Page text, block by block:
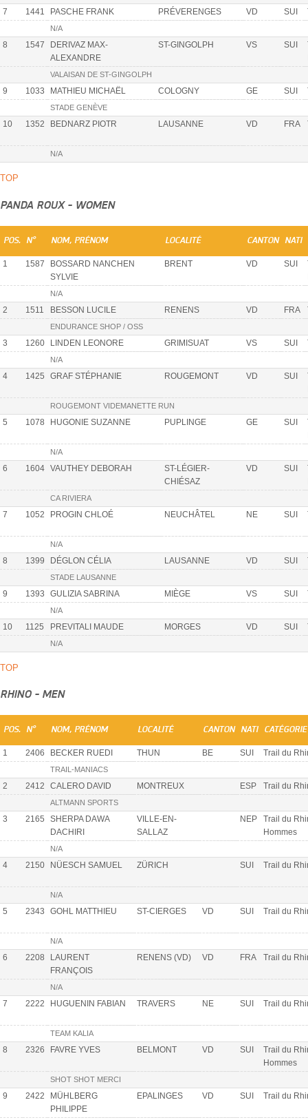
7 1441 PASCHE FRANK PRÉVERENGES VD SUI
N/A
8 1547
DERIVAZ MAX-
ALEXANDRE
ST-GINGOLPH VS SUI
VALAISAN DE ST-GINGOLPH
9 1033 MATHIEU MICHAËL COLOGNY GE SUI
STADE GENÈVE
10 1352 BEDNARZ PIOTR LAUSANNE VD FRA
N/A
TOP
PANDA ROUX - WOMEN
POS. N° NOM, PRÉNOM LOCALITÉ CANTON NATI
1 1587
BOSSARD NANCHEN
SYLVIE
BRENT VD SUI
N/A
2 1511 BESSON LUCILE RENENS VD FRA
ENDURANCE SHOP / OSS
3 1260 LINDEN LEONORE GRIMISUAT VS SUI
N/A
4 1425 GRAF STÉPHANIE ROUGEMONT VD SUI
ROUGEMONT VIDEMANETTE RUN
5 1078 HUGONIE SUZANNE PUPLINGE GE SUI
N/A
6 1604 VAUTHEY DEBORAH
ST-LÉGIER-
CHIÉSAZ
VD SUI
CA RIVIERA
7 1052 PROGIN CHLOÉ NEUCHÂTEL NE SUI
N/A
8 1399 DÉGLON CÉLIA LAUSANNE VD SUI
STADE LAUSANNE
9 1393 GULIZIA SABRINA MIÈGE VS SUI
N/A
10 1125 PREVITALI MAUDE MORGES VD SUI
N/A
TOP
RHINO - MEN
POS. N° NOM, PRÉNOM LOCALITÉ CANTON NATI CATÉGORIE
1 2406 BECKER RUEDI THUN BE SUI Trail du
TRAIL-MANIACS
2 2412 CALERO DAVID MONTREUX ESP Trail du
ALTMANN SPORTS
3 2165
SHERPA DAWA
DACHIRI
VILLE-EN-
SALLAZ
NEP
Trail du
Hommes
N/A
4 2150 NÜESCH SAMUEL ZÜRICH SUI Trail du
N/A
5 2343 GOHL MATTHIEU ST-CIERGES VD SUI Trail du
N/A
6 2208
LAURENT
FRANÇOIS
RENENS (VD) VD FRA Trail du
N/A
7 2222 HUGUENIN FABIAN TRAVERS NE SUI Trail du
TEAM KALIA
8 2326 FAVRE YVES BELMONT VD SUI
Trail du
Hommes
SHOT SHOT MERCI
9 2422
MÜHLBERG
PHILIPPE
EPALINGES VD SUI Trail du